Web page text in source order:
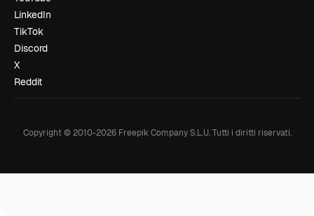
LinkedIn
TikTok
Discord
X
Reddit
Copyright © 2010-2026Freepik Company S.L.U. Tutti i diritti riservati.